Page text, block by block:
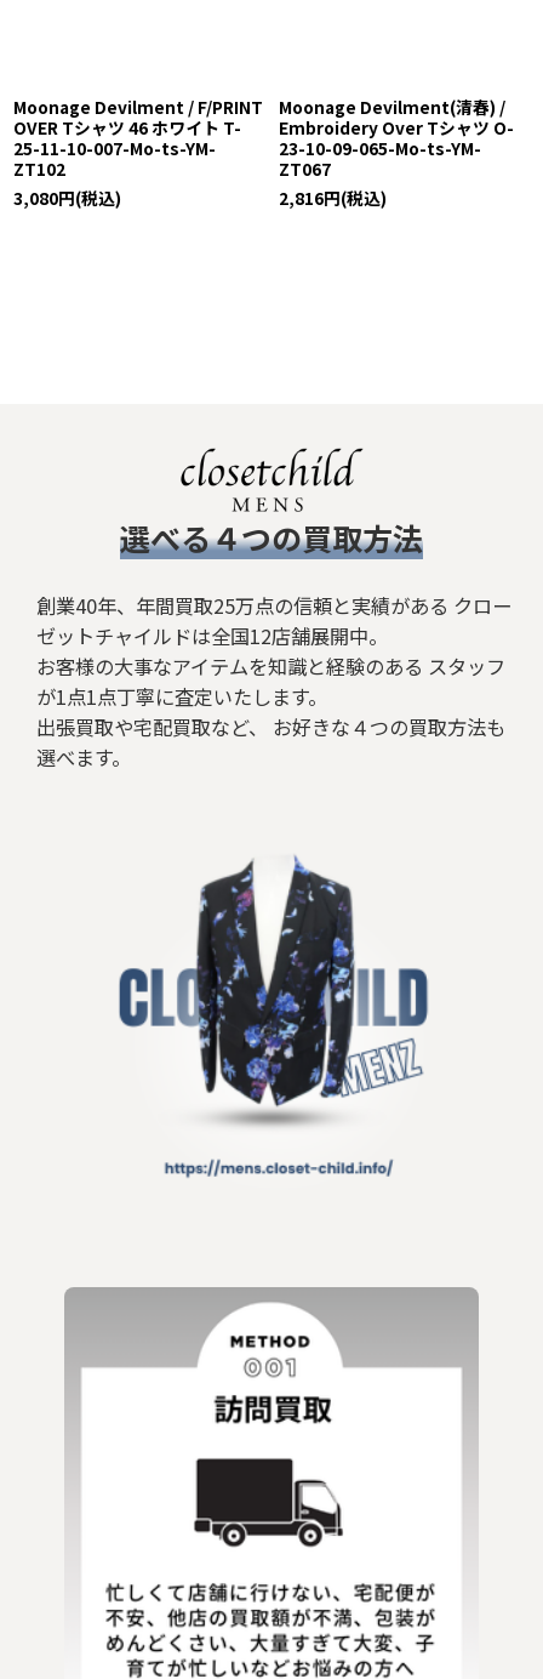
Moonage Devilment / F/PRINT
OVER Tシャツ 46 ホワイト T-
25-11-10-007-Mo-ts-YM-
ZT102
3,080円(税込)
Moonage Devilment(清春) /
Embroidery Over Tシャツ O-
23-10-09-065-Mo-ts-YM-
ZT067
2,816円(税込)
​選べる４つの買取方法
創業40年、年間買取25万点の信頼と実績がある クロー
ゼットチャイルドは全国12店舗展開中。
お客様の大事なアイテムを知識と経験のある スタッフ
が1点1点丁寧に査定いたします。
出張買取や宅配買取など、 お好きな４つの買取方法も
選べます。